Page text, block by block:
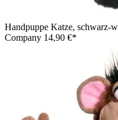
Handpuppe Katze, schwarz-
Company 14,90 €*